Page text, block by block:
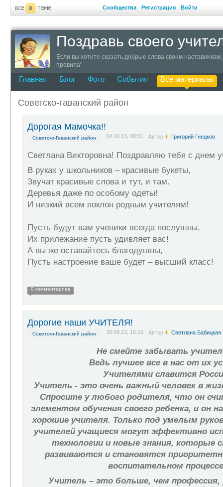
Сообщества Регистрация Войти
Поздравь своего
Если вы хотите сказать добрые слова своим
правила".
Главная Блог Фото События Все материалы
Советско-гаванский район
Дорогая Мамочка!!
Советско-Гаванский район 04.10.13, 08:51 Автор Григорий Гнедков
Светлана Викторовна! Поздравляю тебя с днем
В руках у школьников – красивые букеты,
Звучат красивые слова и тут, и там.
Деревья даже по особому одеты!
И низкий всем поклон родным учителям!
Пусть будут вам ученики всегда послушны,
Их прилежание пусть удивляет вас!
А вы же оставайтесь благодушны,
Пусть настроение ваше будет – высший класс!
0 комментариев
Дорогие наши УЧИТЕЛЯ!
Советско-Гаванский район 30.09.13, 16:15 Автор Светлана Бабицкая
Не смейте забывать
Ведь лучшее все в нас от их
Учителями славится
Учитель - это очень важный человек в
Спросите у любого родителя, что он
элементом обучения своего ребенка, и он
хорошие учителя. Только под умелым
учителей учащиеся могут эффективно
технологии и новые знания, которые
развиваются и становятся
воспитательном
Учитель – это больше, чем профессия,